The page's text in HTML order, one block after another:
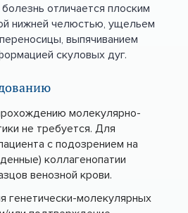
отличается плоским
нижней челюстью, ущельем
выпячиванием
скуловых дуг.
молекулярно-
не требуется. Для
с подозрением на
коллагенопатии
венозной крови.
генетически-молекулярных